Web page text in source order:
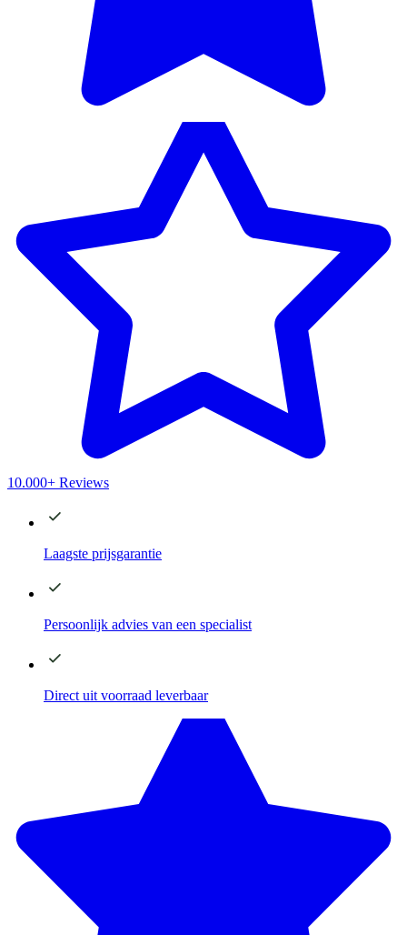
10.000+ Reviews
Laagste prijsgarantie
Persoonlijk advies van een specialist
Direct uit voorraad leverbaar